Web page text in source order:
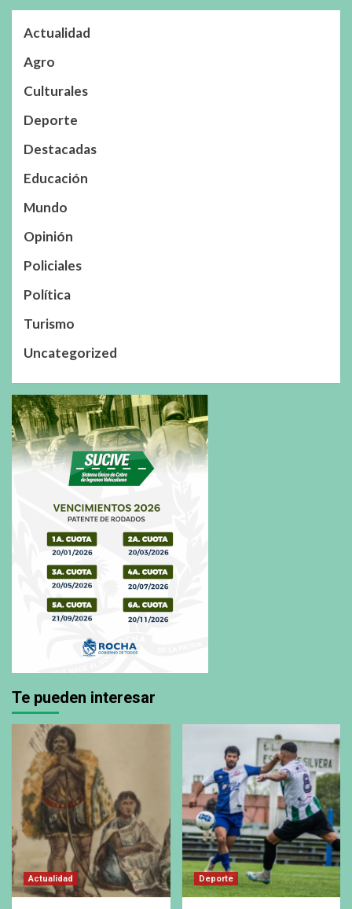
Actualidad
Agro
Culturales
Deporte
Destacadas
Educación
Mundo
Opinión
Policiales
Política
Turismo
Uncategorized
Te pueden interesar
Actualidad Deporte